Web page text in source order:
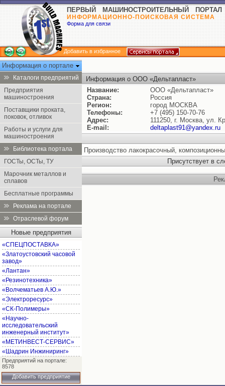
ПЕРВЫЙ МАШИНОСТРОИТЕЛЬНЫЙ ПОРТАЛ
ИНФОРМАЦИОННО-ПОИСКОВАЯ СИСТЕМА
Форма для связи
Добавить в избранное
Информация о портале
Каталоги предприятий
Предприятия
машиностроения
Поставщики проката,
поковок, отливок
Работы и услуги для
машиностроения
Библиотека портала
ГОСТы, ОСТы, ТУ
Марочник металлов и
сплавов
Бесплатные программы
Реклама на портале
Отраслевой форум
Новые предприятия
«СПЕЦПОСТАВКА»
«Златоустовский часовой
завод»
«Лантан»
«Резинотехника»
«Волчематьев А.Ю.»
«Электроресурс»
«СК-Полимеры»
«Научно-
исследовательский
инженерный институт»
«МЕТИНВЕСТ-СЕРВИС»
«Шадрин Инжиниринг»
Предприятий на портале:
8578
Добавить предприятие
Информация о ООО «Дельтапласт»
Название:
ООО «Дельтапласт»
Страна:
Россия
Регион:
город МОСКВА
Телефоны:
+7 (495) 150-70-76
Адрес:
111250, г. Москва, ул.
E-mail:
deltaplast91@yandex.ru
Производство лакокрасочный,
Присутствует в